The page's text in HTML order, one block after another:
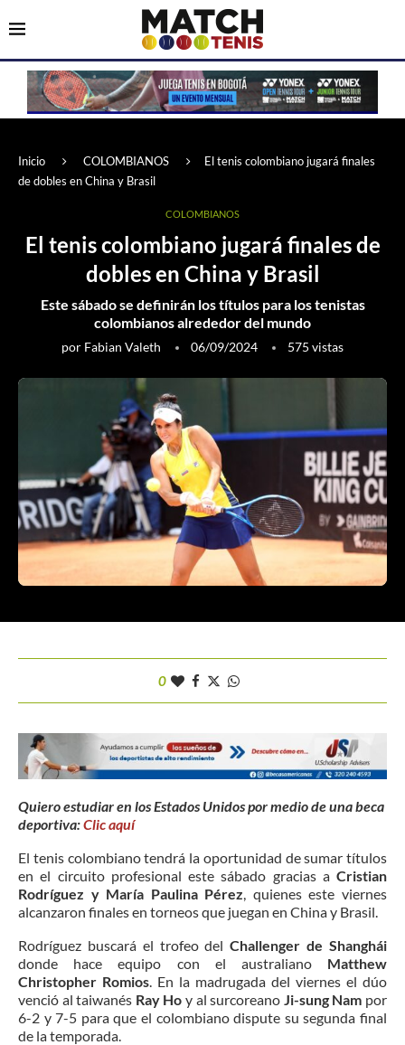
Inicio COLOMBIANOS
El tenis colombiano jugará finales
de dobles en China y Brasil
COLOMBIANOS
El tenis colombiano jugará finales de
dobles en China y Brasil
Este sábado se definirán los títulos para los tenistas
colombianos alrededor del mundo
por Fabian Valeth 06/09/2024 575 vistas
0
Quiero estudiar en los Estados Unidos por medio de una beca
deportiva:Clic aquí
El tenis colombiano tendrá la oportunidad de sumar títulos
en el circuito profesional este sábado gracias a Cristian
Rodríguez y María Paulina Pérez , quienes este viernes
alcanzaron finales en torneos que juegan en China y Brasil.
Rodríguez buscará el trofeo delChallenger de Shanghái
donde hace equipo con el australiano Matthew
Christopher Romios . En la madrugada del viernes el dúo
venció al taiwanés Ray Ho y al surcoreano Ji-sung Nam por
6-2 y 7-5 para que el colombiano dispute su segunda final
de la temporada.